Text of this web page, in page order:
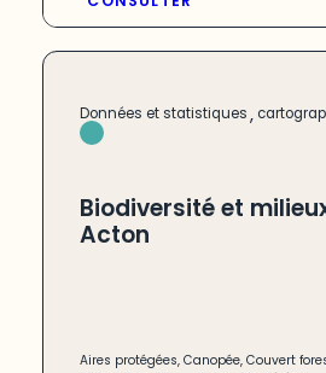
Données et statistiques,
Biodiversité et
Acton
Aires protégées,Canopée,Couvert